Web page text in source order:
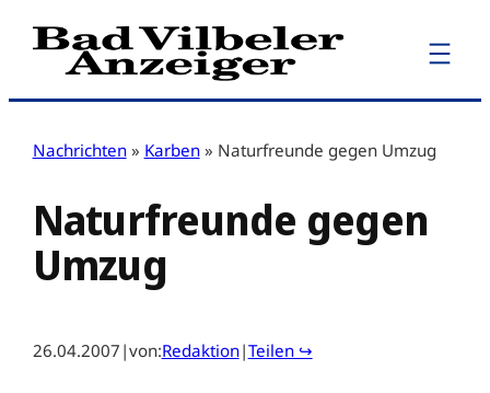
Zum
Inhalt
Nachrichten » Karben » Naturfreunde gegen Umzug
Naturfreunde gegen
Umzug
26.04.2007 |von:Redaktion|Teilen ↪